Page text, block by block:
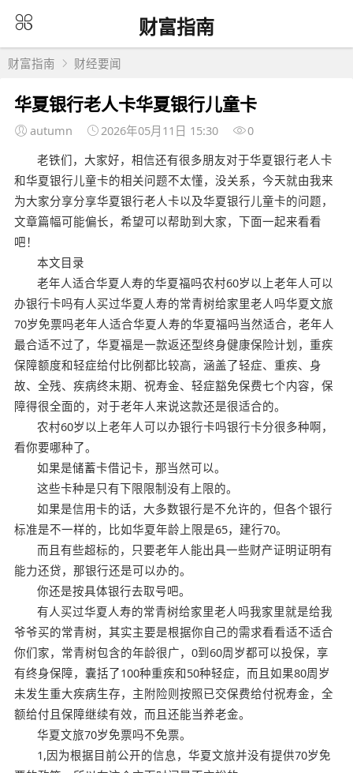
财富指南
财富指南 财经要闻
华夏银行老人卡华夏银行儿童卡
autumn 2026年05月11日 15:30
0
老铁们，大家好，相信还有很多朋友对于华夏银行老人卡
和华夏银行儿童卡的相关问题不太懂，没关系，今天就由我来
为大家分享分享华夏银行老人卡以及华夏银行儿童卡的问题，
文章篇幅可能偏长，希望可以帮助到大家，下面一起来看看
吧！
本文目录
老年人适合华夏人寿的华夏福吗农村60岁以上老年人可以
办银行卡吗有人买过华夏人寿的常青树给家里老人吗华夏文旅
70岁免票吗老年人适合华夏人寿的华夏福吗当然适合，老年人
最合适不过了，华夏福是一款返还型终身健康保险计划，重疾
保障额度和轻症给付比例都比较高，涵盖了轻症、重疾、身
故、全残、疾病终末期、祝寿金、轻症豁免保费七个内容，保
障得很全面的，对于老年人来说这款还是很适合的。
农村60岁以上老年人可以办银行卡吗银行卡分很多种啊，
看你要哪种了。
如果是储蓄卡借记卡，那当然可以。
这些卡种是只有下限限制没有上限的。
如果是信用卡的话，大多数银行是不允许的，但各个银行
标准是不一样的，比如华夏年龄上限是65，建行70。
而且有些超标的，只要老年人能出具一些财产证明证明有
能力还贷，那银行还是可以办的。
你还是按具体银行去取号吧。
有人买过华夏人寿的常青树给家里老人吗我家里就是给我
爷爷买的常青树，其实主要是根据你自己的需求看看适不适合
你们家，常青树包含的年龄很广，0到60周岁都可以投保，享
有终身保障，囊括了100种重疾和50种轻症，而且如果80周岁
未发生重大疾病生存，主附险则按照已交保费给付祝寿金，全
额给付且保障继续有效，而且还能当养老金。
华夏文旅70岁免票吗不免票。
1,因为根据目前公开的信息，华夏文旅并没有提供70岁免